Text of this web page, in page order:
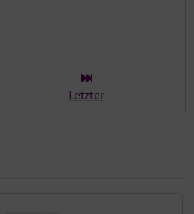
Letzter